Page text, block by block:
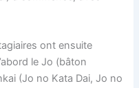
ont ensuite
le Jo (bâton
(Jo no Kata Dai, Jo no